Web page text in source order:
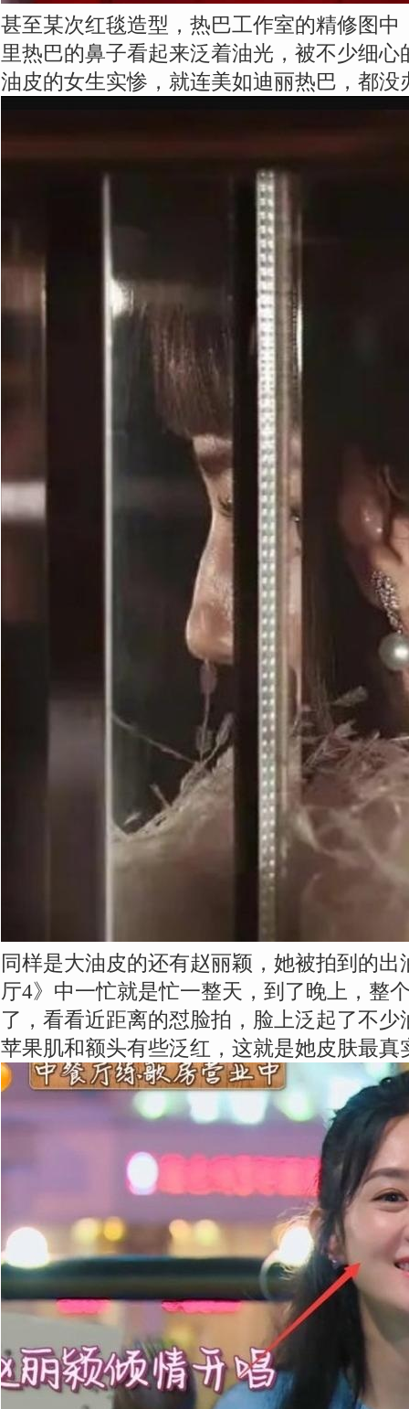
甚至某次红毯造型，热巴工作室的精修图中
里热巴的鼻子看起来泛着油光，被不少细
油皮的女生实惨，就连美如迪丽热巴，都没
同样是大油皮的还有赵丽颖，她被拍到的
厅4》中一忙就是忙一整天，到了晚上，整
了，看看近距离的怼脸拍，脸上泛起了不
苹果肌和额头有些泛红，这就是她皮肤最真